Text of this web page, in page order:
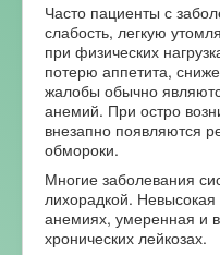
Часто пациенты с
слабость, легкую
при физических
потерю аппетита,
жалобы обычно
анемий. При остро
внезапно появляются
обмороки.
Многие заболевания
лихорадкой.
анемиях, умеренная и
хронических лейкозах.